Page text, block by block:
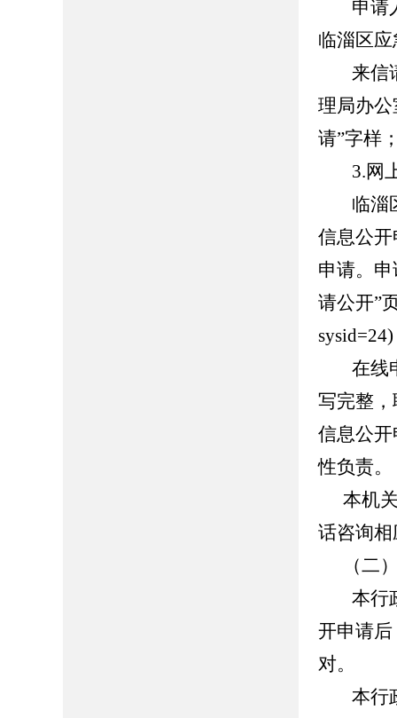
申请
临淄区
来信
理局办公
请”字样
3.网
临淄
信息公
申请。
请公开”
在线
写完整
信息公
性负责
本机
话咨询
（二
本行
开申请
对。
本行